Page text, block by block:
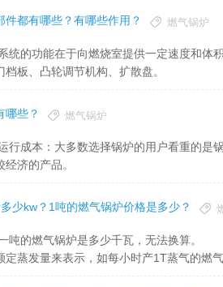
件都有哪些？有哪些作用？ 燃气锅炉
档板、凸轮调节机构、扩散盘。
哪些？ 燃气锅炉
济的产品。
少kw？1吨的燃气锅炉价格是多少？
定蒸发量来表示，如每小时产1T蒸气的燃